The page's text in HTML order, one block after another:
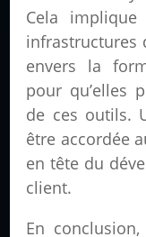
Cela
infrastructures
envers la
pour qu’elles
de ces outils.
être accordée
en tête du
client.
En